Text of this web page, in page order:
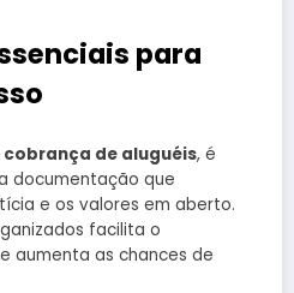
para
de aluguéis, é
documentação que
e os valores em aberto.
facilita o
aumenta as chances de